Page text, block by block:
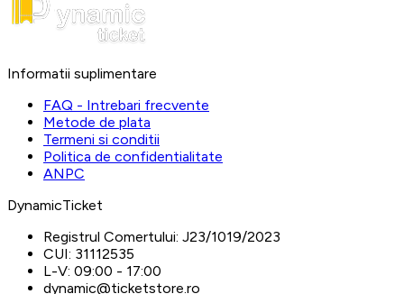
Informatii suplimentare
FAQ - Intrebari frecvente
Metode de plata
Termeni si conditii
Politica de confidentialitate
ANPC
DynamicTicket
Registrul Comertului: J23/1019/2023
CUI: 31112535
L-V: 09:00 - 17:00
dynamic@ticketstore.ro